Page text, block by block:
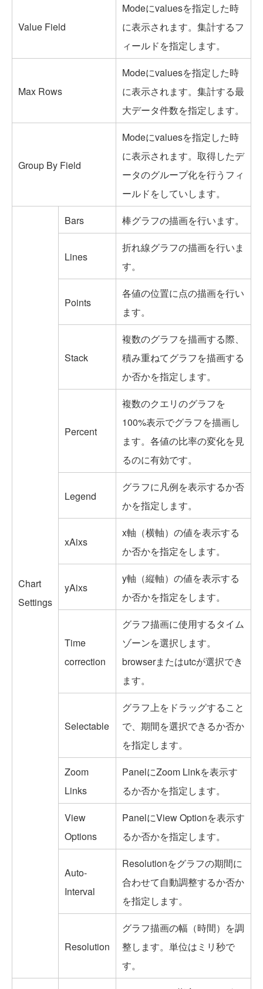
Value Field
Modeにvaluesを指定した時
に表示されます。集計するフ
ィールドを指定します。
Max Rows
Modeにvaluesを指定した時
に表示されます。集計する最
大データ件数を指定します。
Group By Field
Modeにvaluesを指定した時
に表示されます。取得したデ
ータのグループ化を行うフィ
ールドをしていします。
Chart
Settings
Bars 棒グラフの描画を行います。
Lines
折れ線グラフの描画を行いま
す。
Points
各値の位置に点の描画を行い
ます。
Stack
複数のグラフを描画する際、
積み重ねてグラフを描画する
か否かを指定します。
Percent
複数のクエリのグラフを
100%表示でグラフを描画し
ます。各値の比率の変化を見
るのに有効です。
Legend
グラフに凡例を表示するか否
かを指定します。
xAixs
x軸（横軸）の値を表示する
か否かを指定をします。
yAixs
y軸（縦軸）の値を表示する
か否かを指定をします。
Time
correction
グラフ描画に使用するタイム
ゾーンを選択します。
browserまたはutcが選択でき
ます。
Selectable
グラフ上をドラッグすること
で、期間を選択できるか否か
を指定します。
Zoom
Links
PanelにZoom Linkを表示す
るか否かを指定します。
View
Options
PanelにView Optionを表示す
るか否かを指定します。
Auto-
Interval
Resolutionをグラフの期間に
合わせて自動調整するか否か
を指定します。
Resolution
グラフ描画の幅（時間）を調
整します。単位はミリ秒で
す。